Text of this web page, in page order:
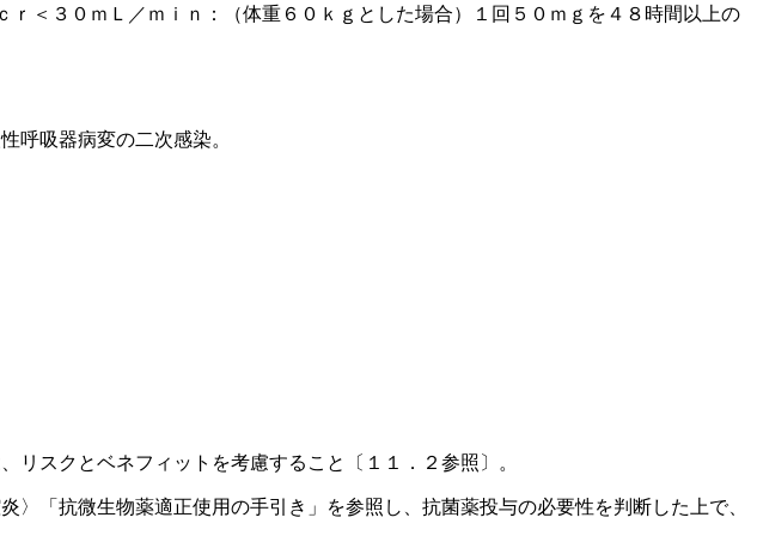
＜３０ｍＬ／ｍｉｎ：（体重６０ｋｇとした場合）１回５０ｍｇを４８時間以上の
呼吸器病変の二次感染。
スクとベネフィットを考慮すること〔１１．２参照〕。
「抗微生物薬適正使用の手引き」を参照し、抗菌薬投与の必要性を判断した上で、